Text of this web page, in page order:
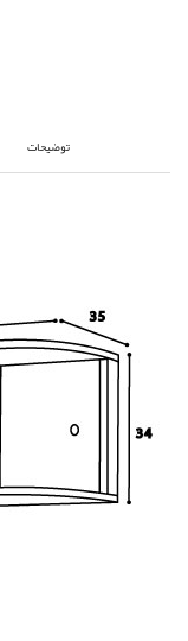
توضیحات